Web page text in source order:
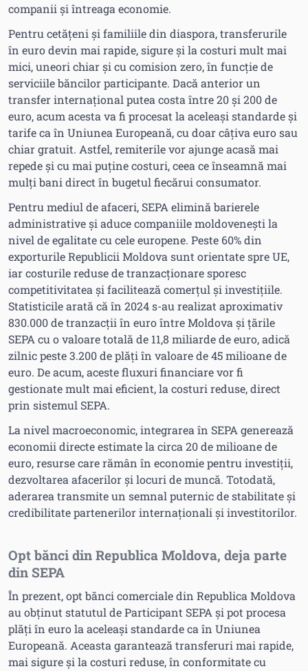
companii și întreaga economie.
Pentru cetățeni și familiile din diaspora, transferurile
în euro devin mai rapide, sigure și la costuri mult mai
mici, uneori chiar și cu comision zero, în funcție de
serviciile băncilor participante. Dacă anterior un
transfer internațional putea costa între 20 și 200 de
euro, acum acesta va fi procesat la aceleași standarde și
tarife ca în Uniunea Europeană, cu doar câțiva euro sau
chiar gratuit. Astfel, remiterile vor ajunge acasă mai
repede și cu mai puține costuri, ceea ce înseamnă mai
mulți bani direct în bugetul fiecărui consumator.
Pentru mediul de afaceri, SEPA elimină barierele
administrative și aduce companiile moldovenești la
nivel de egalitate cu cele europene. Peste 60% din
exporturile Republicii Moldova sunt orientate spre UE,
iar costurile reduse de tranzacționare sporesc
competitivitatea și facilitează comerțul și investițiile.
Statisticile arată că în 2024 s-au realizat aproximativ
830.000 de tranzacții în euro între Moldova și țările
SEPA cu o valoare totală de 11,8 miliarde de euro, adică
zilnic peste 3.200 de plăți în valoare de 45 milioane de
euro. De acum, aceste fluxuri financiare vor fi
gestionate mult mai eficient, la costuri reduse, direct
prin sistemul SEPA.
La nivel macroeconomic, integrarea în SEPA generează
economii directe estimate la circa 20 de milioane de
euro, resurse care rămân în economie pentru investiții,
dezvoltarea afacerilor și locuri de muncă. Totodată,
aderarea transmite un semnal puternic de stabilitate și
credibilitate partenerilor internaționali și investitorilor.
Opt bănci din Republica Moldova, deja parte
din SEPA
În prezent, opt bănci comerciale din Republica Moldova
au obținut statutul de Participant SEPA și pot procesa
plăți în euro la aceleași standarde ca în Uniunea
Europeană. Aceasta garantează transferuri mai rapide,
mai sigure și la costuri reduse, în conformitate cu